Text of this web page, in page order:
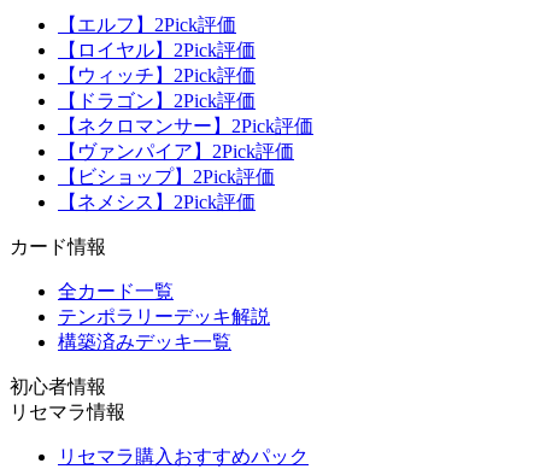
【エルフ】2Pick評価
【ロイヤル】2Pick評価
【ウィッチ】2Pick評価
【ドラゴン】2Pick評価
【ネクロマンサー】2Pick評価
【ヴァンパイア】2Pick評価
【ビショップ】2Pick評価
【ネメシス】2Pick評価
カード情報
全カード一覧
テンポラリーデッキ解説
構築済みデッキ一覧
初心者情報
リセマラ情報
リセマラ購入おすすめパック